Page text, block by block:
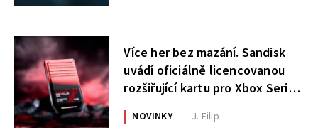
Více her bez mazání. Sandisk
uvádí oficiálně licencovanou
rozšiřující kartu pro Xbox Series
X|S
NOVINKY J. Filip